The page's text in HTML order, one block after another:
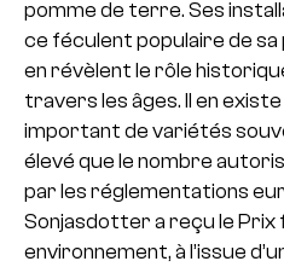
pomme de terre. Ses
ce féculent populaire de
en révèlent le rôle
travers les âges. Il en
important de variétés
élevé que le nombre
par les réglementations
Sonjasdotter a reçu le Prix
environnement, à l’issue